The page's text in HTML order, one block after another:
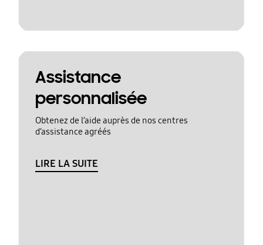
Assistance
personnalisée
Obtenez de l’aide auprès de nos centres
d’assistance agréés
LIRE LA SUITE